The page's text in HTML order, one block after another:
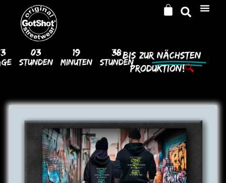
03
Stunden
19
Minuten
37
Stunden
Bis ZurNächsten
Produktion!🔍